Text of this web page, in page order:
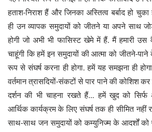
हताश-निराश हैं और जिनका अस्तित्व बर्बाद हो
ही उन व्यापक समुदायों को जीतने या अपने साथ
होगी जो अभी भी फासिस्ट खेमे में हैं. मैं हमारी उस
चाहूंगी कि हमें इन समुदायों की आत्मा को जीतने-पाने
रूप से संघर्ष करना ही होगा. हमें यह समझना ही
वर्तमान त्रासदियों-संकटों से पार पाने की कोशिश
दर्शन की भी चाहना रखते हैं... हमें खुद को
आर्थिक कार्यक्रम के लिए संघर्ष तक ही सीमित नहीं
साथ-साथ जन समुदायों को कम्युनिज्म के आदर्शों